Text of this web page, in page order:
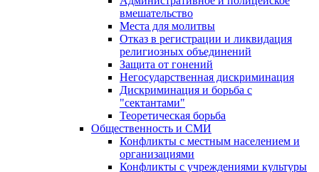
вмешательство
Места для молитвы
Отказ в регистрации и ликвидация
религиозных объединений
Защита от гонений
Негосударственная дискриминация
Дискриминация и борьба с
"сектантами"
Теоретическая борьба
Общественность и СМИ
Конфликты с местным населением и
организациями
Конфликты с учреждениями культуры